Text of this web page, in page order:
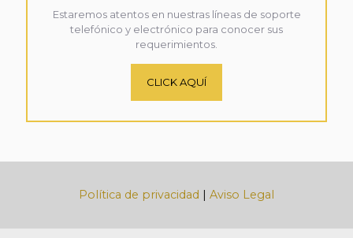
Estaremos atentos en nuestras líneas de soporte
telefónico y electrónico para conocer sus
requerimientos.
CLICK AQUÍ
Política de privacidad | Aviso Legal